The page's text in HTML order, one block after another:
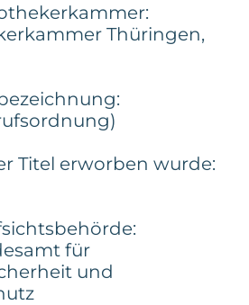
Thüringen,
Titel erworben wurde:
für
und